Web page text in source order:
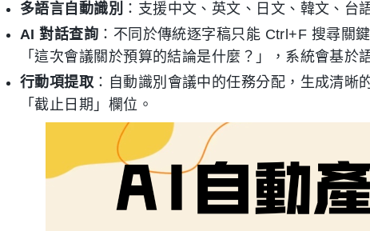
多語言自動識別 ：支援中文、英文、日文、韓文、台
AI 對話查詢 ：不同於傳統逐字稿只能 Ctrl+F 搜尋關
「這次會議關於預算的結論是什麼？」，系統會基於
行動項提取：自動識別會議中的任務分配，生成清晰
「截止日期」欄位。